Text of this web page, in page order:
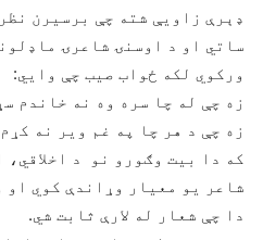
ساتي او د اوسنۍ شاعرۍ
ورکوي لکه ځواب صیب چې وایي:
زه چې له چا سره وه نه خاندم
زه چې د هر چا په غم وير نه
که دا بیت وګورو نو د
شاعر یو معیار وړاندې کوي او
دا چې شعار له لارې ثابت شي.